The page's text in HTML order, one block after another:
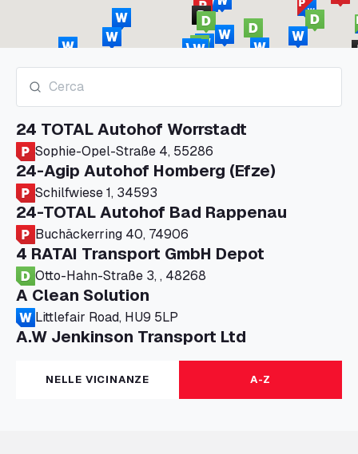
24 TOTAL Autohof Worrstadt
Sophie-Opel-Straße 4, 55286
24-Agip Autohof Homberg (Efze)
Schilfwiese 1, 34593
24-TOTAL Autohof Bad Rappenau
Buchäckerring 40, 74906
4 RATAI Transport GmbH Depot
Otto-Hahn-Straße 3, , 48268
A Clean Solution
Littlefair Road, HU9 5LP
A.W Jenkinson Transport Ltd
Progress House, ME11 5GA
A+G Nettetal - Depot Parking
Am Panneschopp 7, 41334
NELLE VICINANZE A-Z